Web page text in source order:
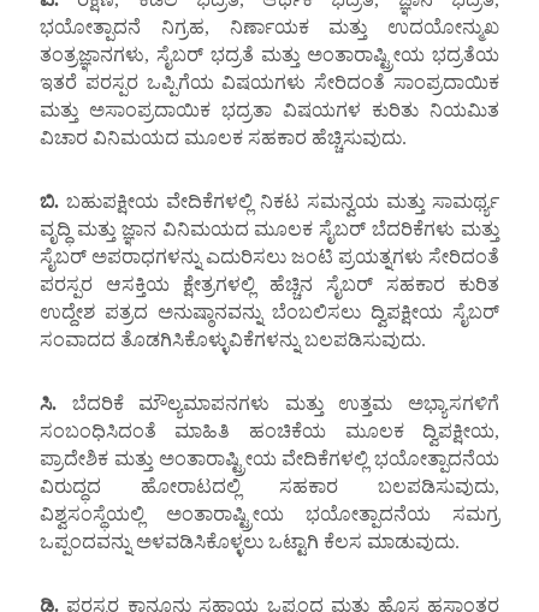
ಭಯೋತ್ಪಾದನೆ ನಿಗ್ರಹ, ನಿರ್ಣಾಯಕ ಮತ್ತು ಉದಯೋನ್ಮುಖ
ತಂತ್ರಜ್ಞಾನಗಳು, ಸೈಬರ್ ಭದ್ರತೆ ಮತ್ತು ಅಂತಾರಾಷ್ಟ್ರೀಯ ಭದ್ರತೆಯ
ಇತರೆ ಪರಸ್ಪರ ಒಪ್ಪಿಗೆಯ ವಿಷಯಗಳು ಸೇರಿದಂತೆ ಸಾಂಪ್ರದಾಯಿಕ
ಮತ್ತು ಅಸಾಂಪ್ರದಾಯಿಕ ಭದ್ರತಾ ವಿಷಯಗಳ ಕುರಿತು ನಿಯಮಿತ
ವಿಚಾರ ವಿನಿಮಯದ ಮೂಲಕ ಸಹಕಾರ ಹೆಚ್ಚಿಸುವುದು.
ಬಿ.ಬಹುಪಕ್ಷೀಯ ವೇದಿಕೆಗಳಲ್ಲಿ ನಿಕಟ ಸಮನ್ವಯ ಮತ್ತು ಸಾಮರ್ಥ್ಯ
ವೃದ್ಧಿ ಮತ್ತು ಜ್ಞಾನ ವಿನಿಮಯದ ಮೂಲಕ ಸೈಬರ್ ಬೆದರಿಕೆಗಳು ಮತ್ತು
ಸೈಬರ್ ಅಪರಾಧಗಳನ್ನು ಎದುರಿಸಲು ಜಂಟಿ ಪ್ರಯತ್ನಗಳು ಸೇರಿದಂತೆ
ಪರಸ್ಪರ ಆಸಕ್ತಿಯ ಕ್ಷೇತ್ರಗಳಲ್ಲಿ ಹೆಚ್ಚಿನ ಸೈಬರ್ ಸಹಕಾರ ಕುರಿತ
ಉದ್ದೇಶ ಪತ್ರದ ಅನುಷ್ಠಾನವನ್ನು ಬೆಂಬಲಿಸಲು ದ್ವಿಪಕ್ಷೀಯ ಸೈಬರ್
ಸಂವಾದದ ತೊಡಗಿಸಿಕೊಳ್ಳುವಿಕೆಗಳನ್ನು ಬಲಪಡಿಸುವುದು.
ಸಿ.ಬೆದರಿಕೆ ಮೌಲ್ಯಮಾಪನಗಳು ಮತ್ತು ಉತ್ತಮ ಅಭ್ಯಾಸಗಳಿಗೆ
ಸಂಬಂಧಿಸಿದಂತೆ ಮಾಹಿತಿ ಹಂಚಿಕೆಯ ಮೂಲಕ ದ್ವಿಪಕ್ಷೀಯ,
ಪ್ರಾದೇಶಿಕ ಮತ್ತು ಅಂತಾರಾಷ್ಟ್ರೀಯ ವೇದಿಕೆಗಳಲ್ಲಿ ಭಯೋತ್ಪಾದನೆಯ
ವಿರುದ್ಧದ ಹೋರಾಟದಲ್ಲಿ ಸಹಕಾರ ಬಲಪಡಿಸುವುದು,
ವಿಶ್ವಸಂಸ್ಥೆಯಲ್ಲಿ ಅಂತಾರಾಷ್ಟ್ರೀಯ ಭಯೋತ್ಪಾದನೆಯ ಸಮಗ್ರ
ಒಪ್ಪಂದವನ್ನು ಅಳವಡಿಸಿಕೊಳ್ಳಲು ಒಟ್ಟಾಗಿ ಕೆಲಸ ಮಾಡುವುದು.
ಡಿ.ಪರಸ್ಪರ ಕಾನೂನು ಸಹಾಯ ಒಪ್ಪಂದ ಮತ್ತು ಹೊಸ ಹಸ್ತಾಂತರ